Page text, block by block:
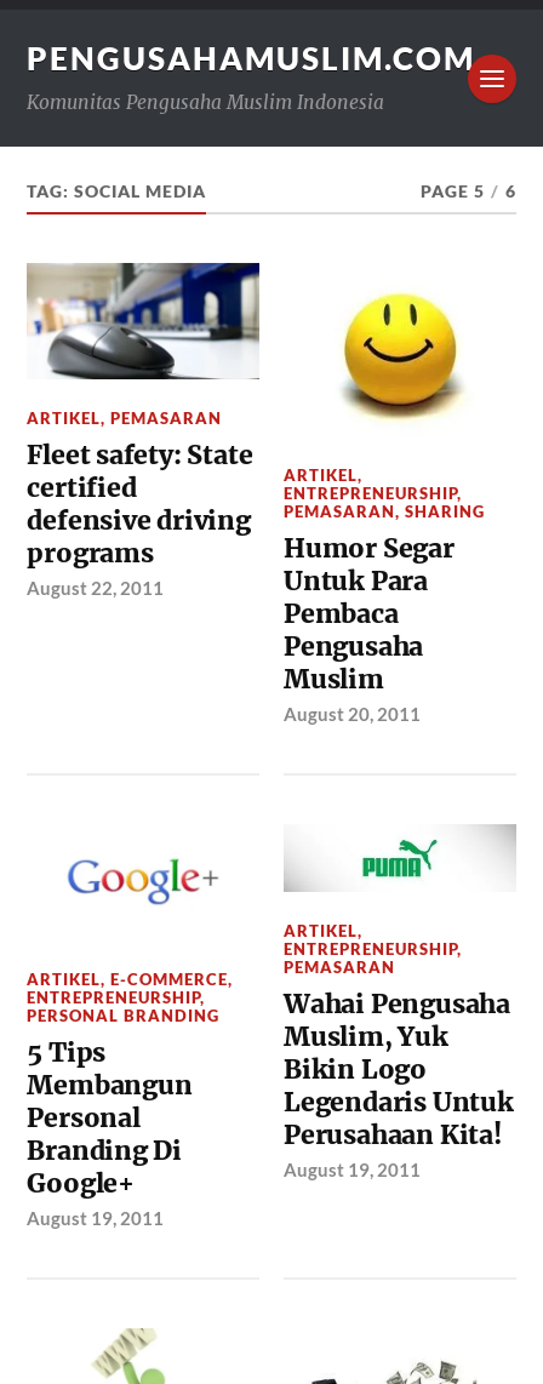
PENGUSAHAMUSLIM.COM
Komunitas Pengusaha Muslim Indonesia
TAG:SOCIAL MEDIA PAGE 5 / 6
ARTIKEL,PEMASARAN
Fleet safety: State
certified
defensive driving
programs
August 22, 2011
ARTIKEL,
ENTREPRENEURSHIP,
PEMASARAN,SHARING
Humor Segar
Untuk Para
Pembaca
Pengusaha
Muslim
August 20, 2011
ARTIKEL,E-COMMERCE,
ENTREPRENEURSHIP,
PERSONAL BRANDING
5 Tips
Membangun
Personal
Branding Di
Google+
August 19, 2011
ARTIKEL,
ENTREPRENEURSHIP,
PEMASARAN
Wahai Pengusaha
Muslim, Yuk
Bikin Logo
Legendaris Untuk
Perusahaan Kita!
August 19, 2011